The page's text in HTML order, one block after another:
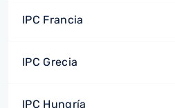
IPC Francia
IPC Grecia
IPC Hungría